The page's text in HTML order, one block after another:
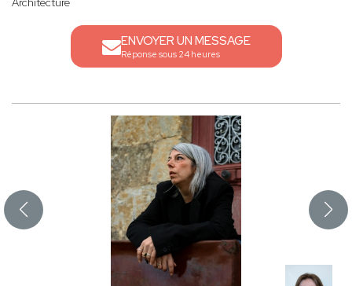
ENVOYER UN MESSAGE
Réponse sous 24 heures